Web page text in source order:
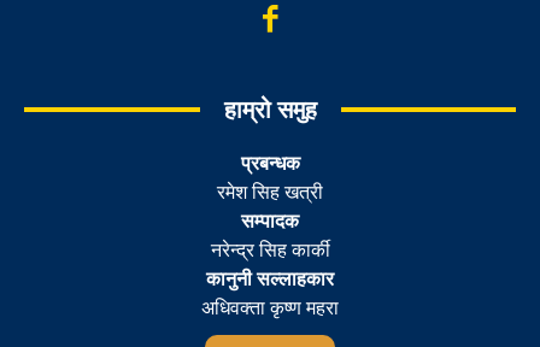
हाम्रो समुह
प्रबन्धक
रमेश सिह खत्री
सम्पादक
नरेन्द्र सिह कार्की
कानुनी सल्लाहकार
अधिवक्ता कृष्ण महरा